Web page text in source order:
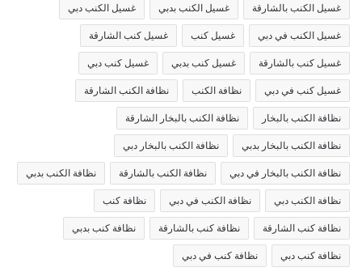
غسيل الكنب بالشارقة غسيل الكنب بدبي غسيل الكنب دبي
غسيل الكنب في دبي غسيل كنب غسيل كنب الشارقة
غسيل كنب بالشارقة غسيل كنب بدبي غسيل كنب دبي
غسيل كنب في دبي نظافة الكنب نظافة الكنب الشارقة
نظافة الكنب بالبخار نظافة الكنب بالبخار الشارقة
نظافة الكنب بالبخار بدبي نظافة الكنب بالبخار دبي
نظافة الكنب بالبخار في دبي نظافة الكنب بالشارقة نظافة الكنب بدبي
نظافة الكنب دبي نظافة الكنب في دبي نظافة كنب
نظافة كنب الشارقة نظافة كنب بالشارقة نظافة كنب بدبي
نظافة كنب دبي نظافة كنب في دبي